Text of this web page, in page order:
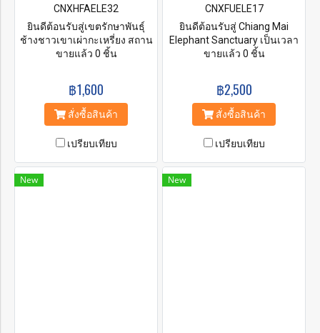
CNXHFAELE32
ยินดีต้อนรับสู่เขตรักษาพันธุ์
ช้างชาวเขาเผ่ากะเหรี่ยง สถาน
ที่ของเราตั้งอยู่ที่หมู่บ้านสบวิน
กะเหรี่ยงอาศัยและทำงานกับ
ช้างในประเทศไทย เราต้องการ
แบ่งปันความรักและความ
คุณ และในขณะเดียวกันก็ช่วย
ปกป้องสายพันธุ์ที่ใกล้สูญพันธุ์นี้
ที่ศูนย์อนุรักษ์ของเรา คุณจะมี
โอกาสป้อนอาหาร อาบน้ำ และ
ขายแล้ว 0 ชิ้น
฿1,600
สั่งซื้อสินค้า
เปรียบเทียบ
CNXFUELE17
ยินดีต้อนรับสู่ Chiang Mai
Elephant Sanctuary เป็นเวลา
หลายปีที่ช้างต้องทำงานเพื่อคน
สัญจรไปมาทำให้ช้างมี
ความเครียดและหวาดกลัวมาก
ขึ้น เพื่อให้ช้างปลอดภัยจากการ
กลับสู่ถิ่นทุรกันดารตาม
ธรรมชาติและอาศัยอยู่ที่นั่น
ขายแล้ว 0 ชิ้น
฿2,500
สั่งซื้อสินค้า
เปรียบเทียบ
New New